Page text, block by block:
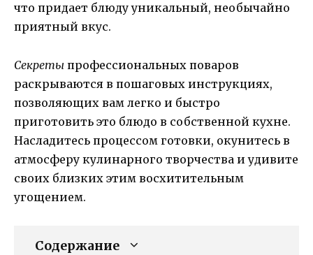
что придает блюду уникальный, необычайно
приятный вкус.
Секреты профессиональных поваров
раскрываются в пошаговых инструкциях,
позволяющих вам легко и быстро
приготовить это блюдо в собственной кухне.
Насладитесь процессом готовки, окунитесь в
атмосферу кулинарного творчества и удивите
своих близких этим восхитительным
угощением.
Содержание